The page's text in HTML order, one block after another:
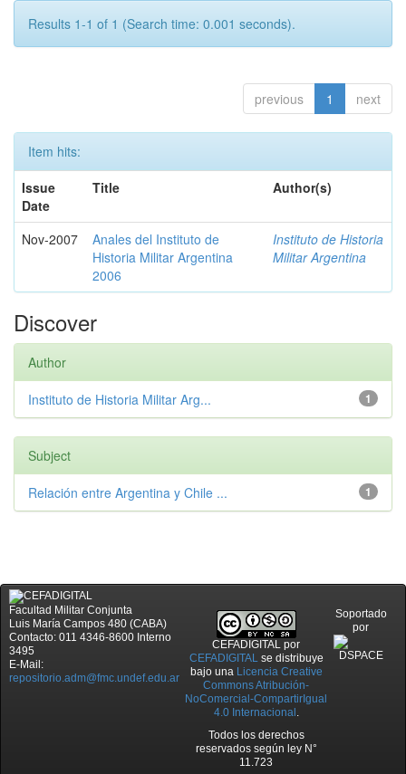
Results 1-1 of 1 (Search time: 0.001 seconds).
previous 1 next
Item hits:
Issue
Date
Title Author(s)
Nov-2007
Anales del Instituto de
Historia Militar Argentina
2006
Instituto de Historia
Militar Argentina
Discover
Author
1
Instituto de Historia Militar Arg...
Subject
1
Relación entre Argentina y Chile ...
Facultad Militar Conjunta
Luis María Campos 480 (CABA)
Contacto: 011 4346-8600 Interno
3495
E-Mail:
repositorio.adm@fmc.undef.edu.ar
CEFADIGITAL por
CEFADIGITALse distribuye
bajo una Licencia Creative
Commons Atribución-
NoComercial-CompartirIgual
4.0 Internacional .
Todos los derechos
reservados según ley N°
11.723
Soportado
por